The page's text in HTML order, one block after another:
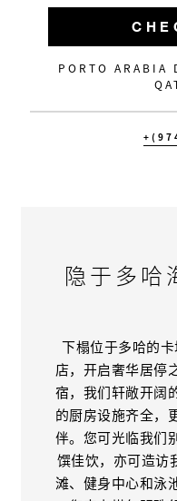
PORTO ARABIA
隐于多哈
下榻位于多哈的
店，开启奢华居停
宿，我们轩敞开阔
的厨房设施齐全，
伴。您可光临我们
馔佳饮，亦可造访
滩、健身中心和泳